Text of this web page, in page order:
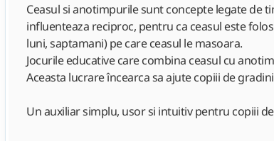
Ceasul si anotimpurile sunt concepte legate de
influenteaza reciproc, pentru ca ceasul este
luni, saptamani) pe care ceasul le masoara.
Jocurile educative care combina ceasul cu
Aceasta lucrare încearca sa ajute copiii de
Un auxiliar simplu, usor si intuitiv pentru copiii